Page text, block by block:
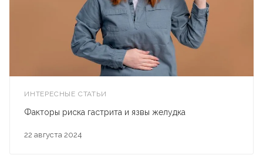
ИНТЕРЕСНЫЕ СТАТЬИ
22 августа 2024
Факторы риска гастрита и язвы желудка